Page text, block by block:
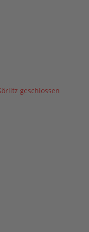
geschlossen